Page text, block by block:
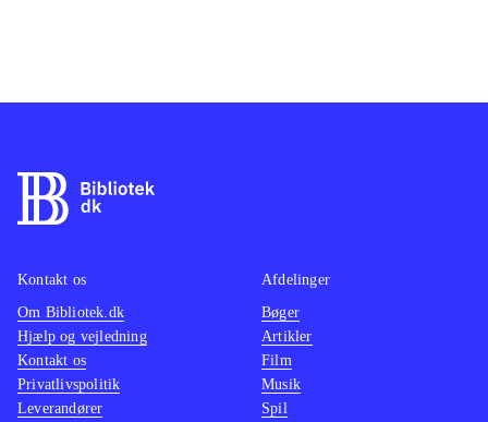
Kontakt os
Om Bibliotek.dk
Hjælp og vejledning
Kontakt os
Privatlivspolitik
Leverandører
Afdelinger
Bøger
Artikler
Film
Musik
Spil